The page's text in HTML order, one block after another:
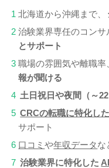
1 北海道から沖縄まで、
2 治験業界専任のコンサ
とサポート
3 職場の雰囲気や離職率
報が聞ける
4 土日祝日や夜間（～22
5 CRCの転職に特化し
サポート
6 口コミや年収データ な
7 治験業界に特化した